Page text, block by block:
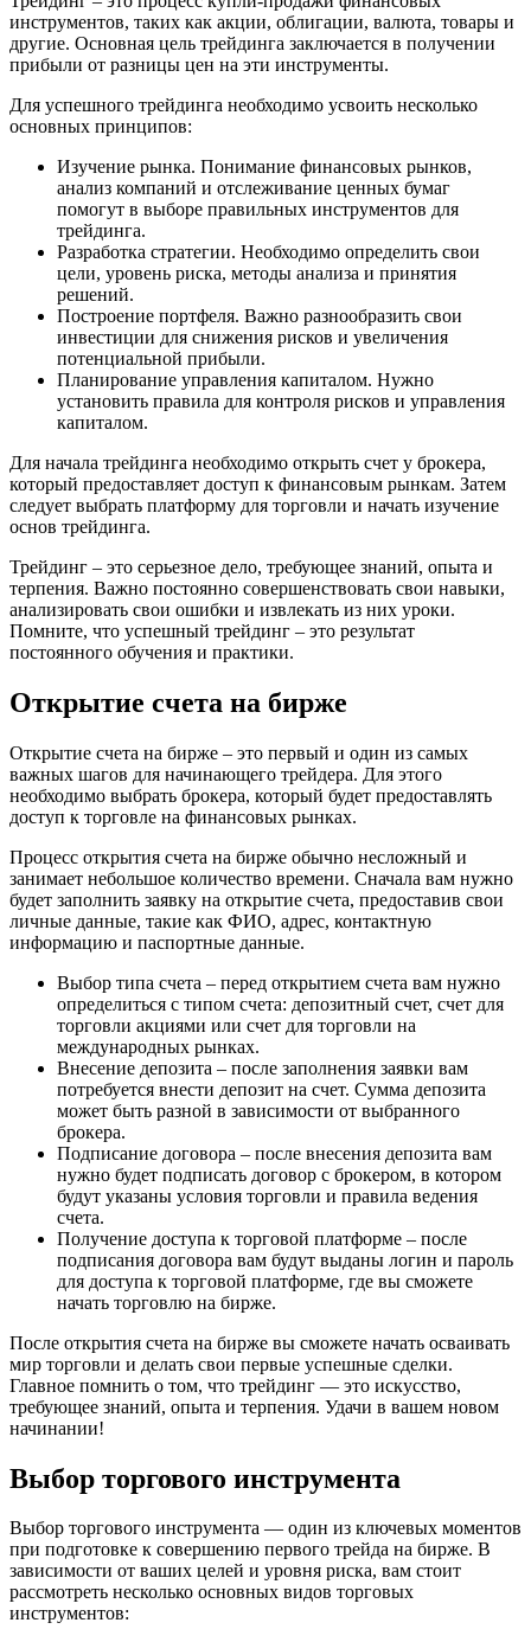
инструментов, таких как акции, облигации, валюта, товары и
другие. Основная цель трейдинга заключается в получении
прибыли от разницы цен на эти инструменты.
Для успешного трейдинга необходимо усвоить несколько
основных принципов:
Изучение рынка. Понимание финансовых рынков,
анализ компаний и отслеживание ценных бумаг
помогут в выборе правильных инструментов для
трейдинга.
Разработка стратегии. Необходимо определить свои
цели, уровень риска, методы анализа и принятия
решений.
Построение портфеля. Важно разнообразить свои
инвестиции для снижения рисков и увеличения
потенциальной прибыли.
Планирование управления капиталом. Нужно
установить правила для контроля рисков и управления
капиталом.
Для начала трейдинга необходимо открыть счет у брокера,
который предоставляет доступ к финансовым рынкам. Затем
следует выбрать платформу для торговли и начать изучение
основ трейдинга.
Трейдинг – это серьезное дело, требующее знаний, опыта и
терпения. Важно постоянно совершенствовать свои навыки,
анализировать свои ошибки и извлекать из них уроки.
Помните, что успешный трейдинг – это результат
постоянного обучения и практики.
Открытие счета на бирже
Открытие счета на бирже – это первый и один из самых
важных шагов для начинающего трейдера. Для этого
необходимо выбрать брокера, который будет предоставлять
доступ к торговле на финансовых рынках.
Процесс открытия счета на бирже обычно несложный и
занимает небольшое количество времени. Сначала вам нужно
будет заполнить заявку на открытие счета, предоставив свои
личные данные, такие как ФИО, адрес, контактную
информацию и паспортные данные.
Выбор типа счета – перед открытием счета вам нужно
определиться с типом счета: депозитный счет, счет для
торговли акциями или счет для торговли на
международных рынках.
Внесение депозита – после заполнения заявки вам
потребуется внести депозит на счет. Сумма депозита
может быть разной в зависимости от выбранного
брокера.
Подписание договора – после внесения депозита вам
нужно будет подписать договор с брокером, в котором
будут указаны условия торговли и правила ведения
счета.
Получение доступа к торговой платформе – после
подписания договора вам будут выданы логин и пароль
для доступа к торговой платформе, где вы сможете
начать торговлю на бирже.
После открытия счета на бирже вы сможете начать осваивать
мир торговли и делать свои первые успешные сделки.
Главное помнить о том, что трейдинг — это искусство,
требующее знаний, опыта и терпения. Удачи в вашем новом
начинании!
Выбор торгового инструмента
Выбор торгового инструмента — один из ключевых моментов
при подготовке к совершению первого трейда на бирже. В
зависимости от ваших целей и уровня риска, вам стоит
рассмотреть несколько основных видов торговых
инструментов: